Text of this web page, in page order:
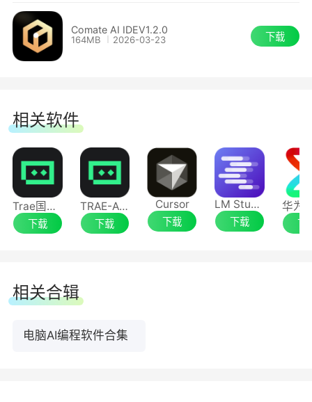
不同任务的上下文，高效完成更大规模、更复杂的
软件工程任务。
库及第三方工具，增强智能体的专业能力。
2、代码补全
代码补全：在您编码时，能够精准理解代码上
下文，实时预测并生成从单行到整个代码块的补全
要编写代码的位置，并提供代码改写建议。
行间命令：在代码编辑区内提供丰富的快捷指
Comate AI IDEV1.2.0
164MB 2026-03-23 下载
相关软件
Trae国际版
下载
TRAE-AI编程
下载
Cursor
下载
LM Studio
下载 下
相关合辑
电脑AI编程软件合集